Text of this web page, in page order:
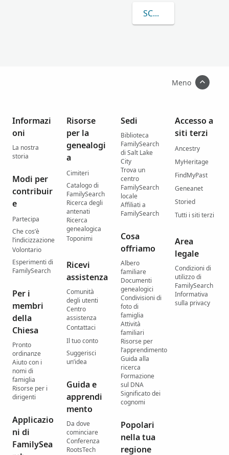
SCOPRI DI PIÙ SU
Meno
Informazi
oni
La nostra
storia
Modi per
contribuir
e
Partecipa
Che cos’è
l’indicizzazione
Volontario
Esperimenti di
FamilySearch
Per i
membri
della
Chiesa
Pronto
ordinanze
Aiuto con i
nomi di
famiglia
Risorse per i
dirigenti
Applicazio
ni di
FamilySea
Risorse
per la
genealogi
a
Cimiteri
Catalogo di
FamilySearch
Ricerca degli
antenati
Ricerca
genealogica
Toponimi
Ricevi
assistenza
Comunità
degli utenti
Centro
assistenza
Contattaci
Il tuo conto
Suggerisci
un’idea
Guida e
apprendi
mento
Da dove
cominciare
Conferenza
RootsTech
Sedi
Biblioteca
FamilySearch
di Salt Lake
City
Trova un
centro
FamilySearch
locale
Affiliati a
FamilySearch
Cosa
offriamo
Albero
familiare
Documenti
genealogici
Condivisioni di
foto di
famiglia
Attività
familiari
Risorse per
l’apprendimento
Guida alla
ricerca
Formazione
sul DNA
Significato dei
cognomi
Popolari
nella tua
regione
Accesso a
siti terzi
Ancestry
MyHeritage
FindMyPast
Geneanet
Storied
Tutti i siti terzi
Area
legale
Condizioni di
utilizzo di
FamilySearch
Informativa
sulla privacy